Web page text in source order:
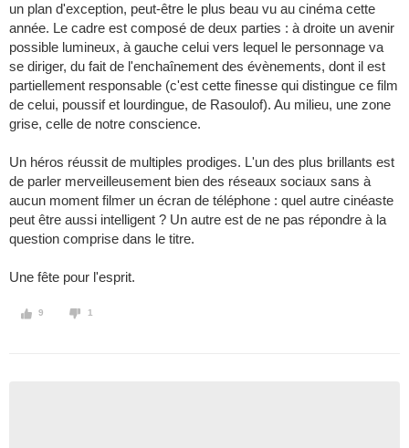
un plan d'exception, peut-être le plus beau vu au cinéma cette
année. Le cadre est composé de deux parties : à droite un avenir
possible lumineux, à gauche celui vers lequel le personnage va
se diriger, du fait de l'enchaînement des évènements, dont il est
partiellement responsable (c'est cette finesse qui distingue ce film
de celui, poussif et lourdingue, de Rasoulof). Au milieu, une zone
grise, celle de notre conscience.
Un héros réussit de multiples prodiges. L'un des plus brillants est
de parler merveilleusement bien des réseaux sociaux sans à
aucun moment filmer un écran de téléphone : quel autre cinéaste
peut être aussi intelligent ? Un autre est de ne pas répondre à la
question comprise dans le titre.
Une fête pour l'esprit.
9 1